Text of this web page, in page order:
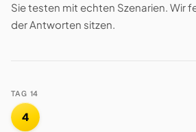
Sie testen mit echten Szenarien. Wir
der Antworten sitzen.
TAG 14
4